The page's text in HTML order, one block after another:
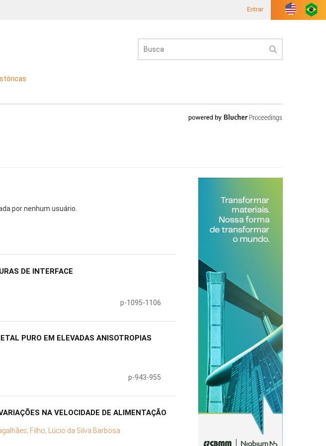
Entrar
por nenhum usuário.
DE INTERFACE
p-1095-1106
PURO EM ELEVADAS ANISOTROPIAS
p-943-955
NA VELOCIDADE DE ALIMENTAÇÃO
Filho, Lúcio da Silva Barbosa